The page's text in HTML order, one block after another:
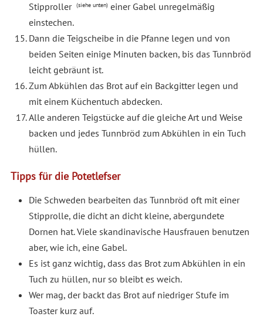
Stipproller (siehe unten)einer Gabel unregelmäßig
einstechen.
Dann die Teigscheibe in die Pfanne legen und von
beiden Seiten einige Minuten backen, bis das Tunnbröd
leicht gebräunt ist.
Zum Abkühlen das Brot auf ein Backgitter legen und
mit einem Küchentuch abdecken.
Alle anderen Teigstücke auf die gleiche Art und Weise
backen und jedes Tunnbröd zum Abkühlen in ein Tuch
hüllen.
Tipps für die Potetlefser
Die Schweden bearbeiten das Tunnbröd oft mit einer
Stipprolle, die dicht an dicht kleine, abergundete
Dornen hat. Viele skandinavische Hausfrauen benutzen
aber, wie ich, eine Gabel.
Es ist ganz wichtig, dass das Brot zum Abkühlen in ein
Tuch zu hüllen, nur so bleibt es weich.
Wer mag, der backt das Brot auf niedriger Stufe im
Toaster kurz auf.